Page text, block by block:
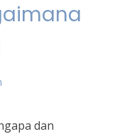
dan